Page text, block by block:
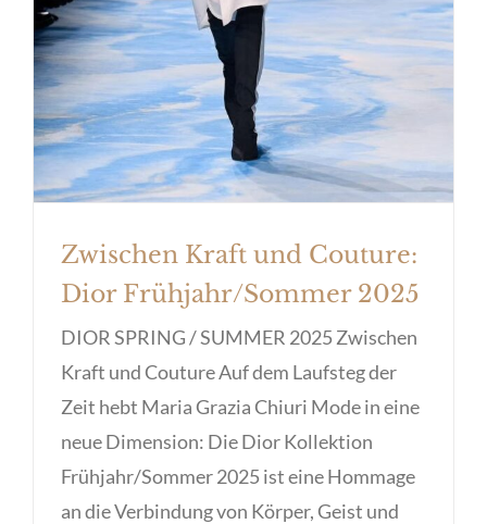
Zwischen Kraft und Couture:
Dior Frühjahr/Sommer 2025
DIOR SPRING / SUMMER 2025 Zwischen
Kraft und Couture Auf dem Laufsteg der
Zeit hebt Maria Grazia Chiuri Mode in eine
neue Dimension: Die Dior Kollektion
Frühjahr/Sommer 2025 ist eine Hommage
an die Verbindung von Körper, Geist und